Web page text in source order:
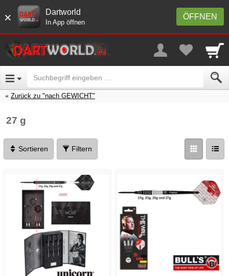
× ÖFFNEN
Dartworld
In App öffnen
Zurück zu "nach GEWICHT"
27 g
Sortieren Filtern